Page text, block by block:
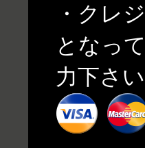
・クレ
となっ
力下さい